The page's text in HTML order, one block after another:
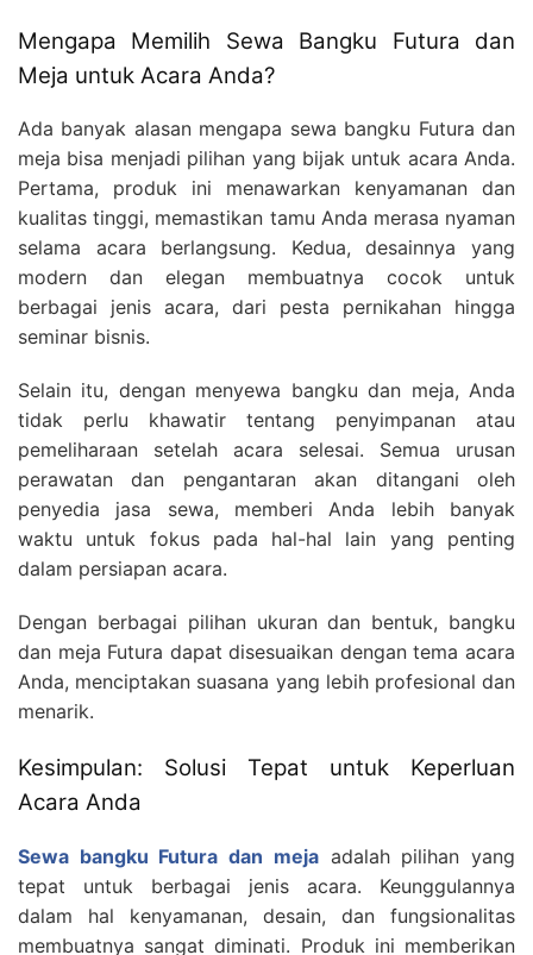
Mengapa Memilih Sewa Bangku Futura dan
Meja untuk Acara Anda?
Ada banyak alasan mengapa sewa bangku Futura dan
meja bisa menjadi pilihan yang bijak untuk acara Anda.
Pertama, produk ini menawarkan kenyamanan dan
kualitas tinggi, memastikan tamu Anda merasa nyaman
selama acara berlangsung. Kedua, desainnya yang
modern dan elegan membuatnya cocok untuk
berbagai jenis acara, dari pesta pernikahan hingga
seminar bisnis.
Selain itu, dengan menyewa bangku dan meja, Anda
tidak perlu khawatir tentang penyimpanan atau
pemeliharaan setelah acara selesai. Semua urusan
perawatan dan pengantaran akan ditangani oleh
penyedia jasa sewa, memberi Anda lebih banyak
waktu untuk fokus pada hal-hal lain yang penting
dalam persiapan acara.
Dengan berbagai pilihan ukuran dan bentuk, bangku
dan meja Futura dapat disesuaikan dengan tema acara
Anda, menciptakan suasana yang lebih profesional dan
menarik.
Kesimpulan: Solusi Tepat untuk Keperluan
Acara Anda
Sewa bangku Futura dan mejaadalah pilihan yang
tepat untuk berbagai jenis acara. Keunggulannya
dalam hal kenyamanan, desain, dan fungsionalitas
membuatnya sangat diminati. Produk ini memberikan